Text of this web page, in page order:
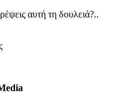
αυτή τη δουλειά?..